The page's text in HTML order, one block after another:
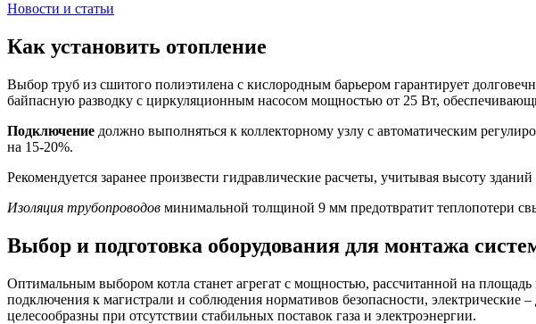
Новости и статьи
Как установить отопление
Выбор труб из сшитого полиэтилена с кислородным барьером гарантирует
байпасную разводку с циркуляционным насосом мощностью от 25 Вт,
Подключение должно выполняться к коллекторному узлу с автоматическим
на 15-20%.
Рекомендуется заранее произвести гидравлические расчеты, учитывая высоту
Изоляция трубопроводов минимальной толщиной 9 мм предотвратит теплопотери
Выбор и подготовка оборудования для монтажа
Оптимальным выбором котла станет агрегат с мощностью, рассчитанной на
подключения к магистрали и соблюдения нормативов безопасности,
целесообразны при отсутствии стабильных поставок газа и электроэнергии.